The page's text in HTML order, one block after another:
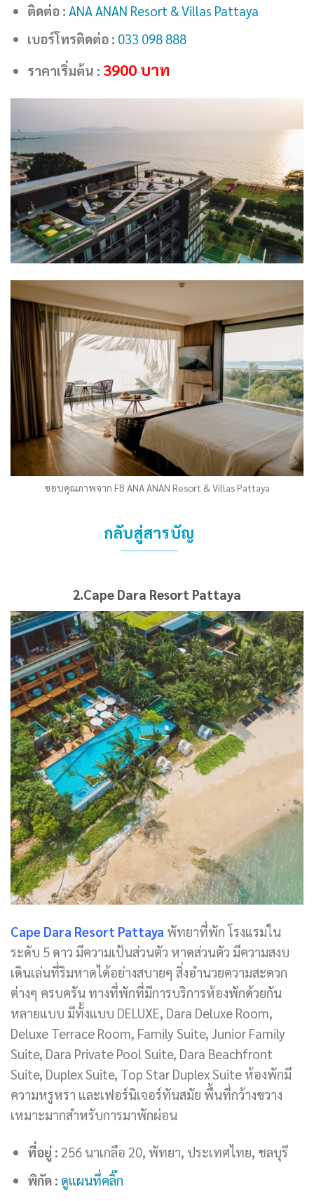
ติดต่อ : ANA ANAN Resort & Villas Pattaya
เบอร์โทรติดต่อ : 033 098 888
ราคาเริ่มต้น : 3900 บาท
ขอบคุณภาพจาก FB ANA ANAN Resort & Villas Pattaya
กลับสู่สารบัญ
2.Cape Dara Resort Pattaya
Cape Dara Resort Pattaya พัทยาที่พัก โรงแรมใน
ระดับ 5 ดาว มีความเป้นส่วนตัว หาดส่วนตัว มีความสงบ
เดินเล่นที่ริมหาดได้อย่างสบายๆ สิ่งอำนวยความสะดวก
ต่างๆ ครบครัน ทางที่พักที่มีการบริการห้องพักด้วยกัน
หลายแบบ มีทั้งแบบ DELUXE, Dara Deluxe Room,
Deluxe Terrace Room, Family Suite, Junior Family
Suite, Dara Private Pool Suite, Dara Beachfront
Suite, Duplex Suite, Top Star Duplex Suite ห้องพักมี
ความหรูหรา และเฟอร์นิเจอร์ทันสมัย พื้นที่กว้างขวาง
เหมาะมากสำหรับการมาพักผ่อน
ที่อยู่ : 256 นาเกลือ 20, พัทยา, ประเทศไทย, ชลบุรี
พิกัด : ดูแผนที่คลิ๊ก